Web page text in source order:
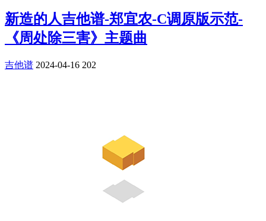
新造的人吉他谱-郑宜农-C调原版示范-
《周处除三害》主题曲
吉他谱 2024-04-16 202